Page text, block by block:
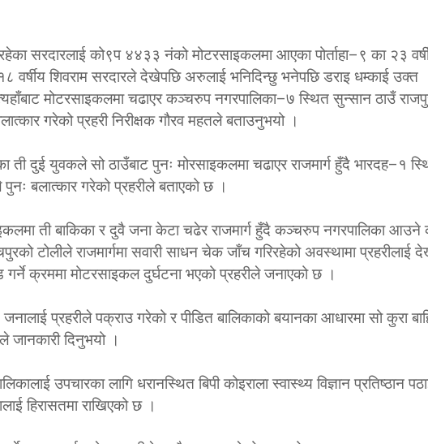
सरदारलाई को९प ४४३३ नंको मोटरसाइकलमा आएका पोर्ताहा–९ का २३
वर्षीय शिवराम सरदारले देखेपछि अरुलाई भनिदिन्छु भनेपछि डराइ धम्काई उक्त
मोटरसाइकलमा चढाएर कञ्चरुप नगरपालिका–७ स्थित सुन्सान ठाउँ
गरेको प्रहरी निरीक्षक गौरव महतले बताउनुभयो ।
ती दुई युवकले सो ठाउँबाट पुनः मोरसाइकलमा चढाएर राजमार्ग हुँदै भारदह–१
बलात्कार गरेको प्रहरीले बताएको छ ।
ती बाकिका र दुवै जना केटा चढेर राजमार्ग हुँदै कञ्चरुप नगरपालिका आउने
टोलीले राजमार्गमा सवारी साधन चेक जाँच गरिरहेको अवस्थामा प्रहरीलाई
क्रममा मोटरसाइकल दुर्घटना भएको प्रहरीले जनाएको छ ।
प्रहरीले पक्राउ गरेको र पीडित बालिकाको बयानका आधारमा सो कुरा
जानकारी दिनुभयो ।
उपचारका लागि धरानस्थित बिपी कोइराला स्वास्थ्य विज्ञान प्रतिष्ठान
हिरासतमा राखिएको छ ।
सरकारलाई विप्लव चुनौति, के
गर्छ अब सरकार ?
2/21/2018
‘कम्युनिस्टको खोल
पुराना पार्टीहरु
जति घुमे पनि कहिँ